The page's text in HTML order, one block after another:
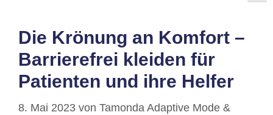
Die Krönung an Komfort –
Barrierefrei kleiden für
Patienten und ihre Helfer
8. Mai 2023 von Tamonda Adaptive Mode &